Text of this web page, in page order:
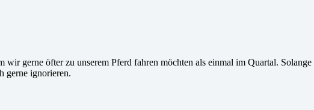
gerne öfter zu unserem Pferd fahren möchten als einmal im Quartal.
gerne ignorieren.